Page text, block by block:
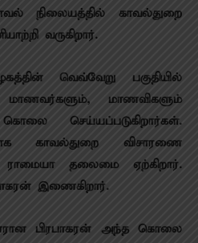
நிலையத்தில் காவல்துறை
வருகிறார்.
வெவ்வேறு பகுதியில்
மாணவர்களும், மாணவிகளும்
செய்யப்படுகிறார்கள்.
காவல்துறை விசாரணை
ராமையா தலைமை ஏற்கிறார்.
இணைகிறார்.
பிரபாகரன் அந்த கொலை